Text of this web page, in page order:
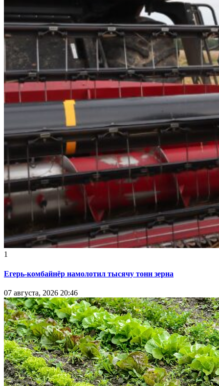
1
Егерь-комбайнёр намолотил тысячу тонн зерна
07 августа, 2026 20:46